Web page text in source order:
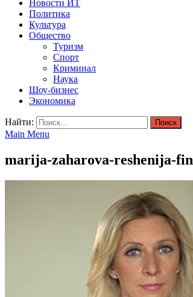
Новости ИТ
Политика
Культура
Общество
Туризм
Спорт
Криминал
Наука
Шоу-бизнес
Экономика
Найти:
Main Menu
marija-zaharova-reshenija-